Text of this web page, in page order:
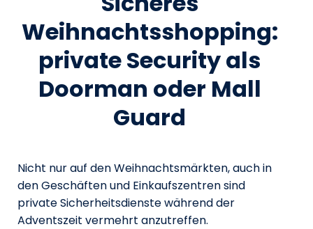
Weihnachtsshopping:
private Security als
Doorman oder Mall
Guard
Nicht nur auf den Weihnachtsmärkten, auch in
den Geschäften und Einkaufszentren sind
private Sicherheitsdienste während der
Adventszeit vermehrt anzutreffen.